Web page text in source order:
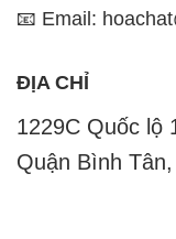
📧 Email:
ĐỊA CHỈ
1229C Quốc lộ
Quận Bình